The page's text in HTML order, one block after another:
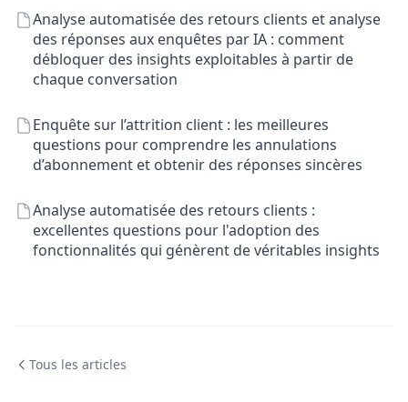
Analyse automatisée des retours clients et analyse
des réponses aux enquêtes par IA : comment
débloquer des insights exploitables à partir de
chaque conversation
Enquête sur l’attrition client : les meilleures
questions pour comprendre les annulations
d’abonnement et obtenir des réponses sincères
Analyse automatisée des retours clients :
excellentes questions pour l'adoption des
fonctionnalités qui génèrent de véritables insights
Tous les articles